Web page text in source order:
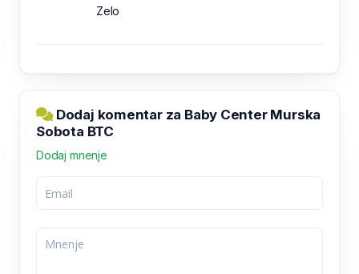
Zelo
Dodaj komentar za Baby Center Murska
Sobota BTC
Dodaj mnenje